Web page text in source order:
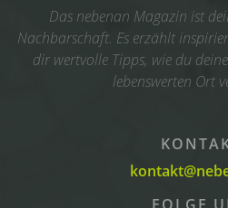
Das nebenan Magazin ist
Nachbarschaft. Es erzählt
dir wertvolle Tipps, wie du
lebenswerten Ort
FOLGE